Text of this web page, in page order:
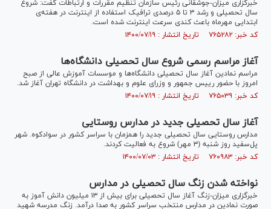
خبرگزاری میزان-جوشقانی رئیس سازمان تنظیم مقررات و ارتباطات گفت: شروع
سال تحصیلی و رشد ۳ تا ۵ درصدی ترافیک استفاده از اینترنت در هفته‌ی
ابتدایی مهرماه باعث کندی سرعت اینترنت شده است.
کد خبر: ۷۶۵۲۸۲ تاریخ انتشار : ۱۴۰۰/۰۷/۱۹
آغاز مراسم رسمی شروع سال تحصیلی دانشگاه‌ها
مراسم نمادین آغاز سال تحصیلی دانشگاه‌ها و موسسات آموزش عالی از صبح
امروز با حضور رییس جمهور و وزرای علوم و بهداشت در دانشگاه تهران آغاز شد.
کد خبر: ۷۶۵۰۳۹ تاریخ انتشار : ۱۴۰۰/۰۷/۱۹
آغاز سال تحصیلی جدید در مدارس روستایی
مدارس روستایی سال تحصیلی جدید را همزمان با سراسر کشور در سوادکوه. شهر
پل‌سفید روز شنبه (۳ مهر) شروع به فعالیت کردند.
کد خبر: ۷۶۰۹۸۳ تاریخ انتشار : ۱۴۰۰/۰۷/۰۳
نواخته شدن زنگ سال تحصیلی در مدارس
خبرگزاری میزان-زنگ آغاز سال تحصیلی برای بیش از ۱۳ میلیون دانش آموز به
صورت نمادین در مدارس منتخب سراسر کشور به صدا درآمد. زنگ مدرسه شهید